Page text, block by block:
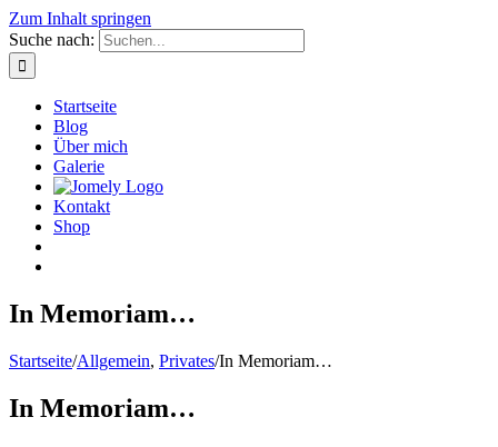
Zum Inhalt springen
Suche nach:
Startseite
Blog
Über mich
Galerie
Kontakt
Shop
In Memoriam…
Startseite/Allgemein, Privates/In Memoriam…
In Memoriam…